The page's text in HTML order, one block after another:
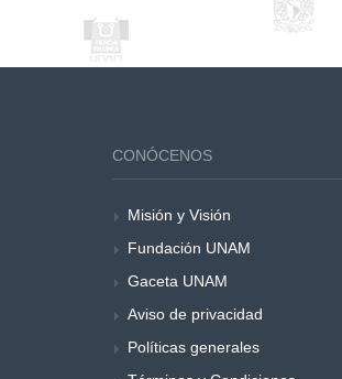
CONÓCENOS
Misión y Visión
Fundación UNAM
Gaceta UNAM
Aviso de privacidad
Políticas generales